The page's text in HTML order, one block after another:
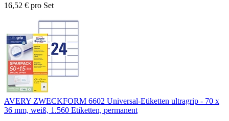
16,52 € pro Set
AVERY ZWECKFORM 6602 Universal-Etiketten ultragrip - 70 x
36 mm, weiß, 1.560 Etiketten, permanent